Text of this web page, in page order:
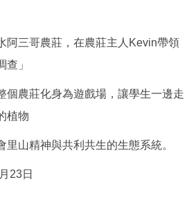
三哥農莊，在農莊主人Kevin帶領
」
農莊化身為遊戲場，讓學生一邊走
植物
山精神與共利共生的生態系統。
23日